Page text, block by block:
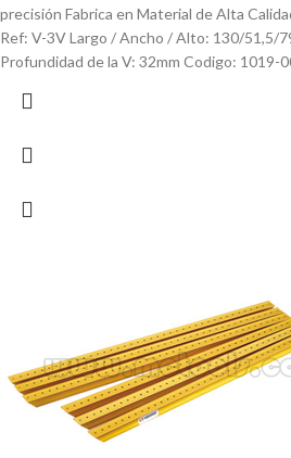
precisión Fabrica en Material de Alta
Ref: V-3V Largo / Ancho / Alto: 130/51,5/
Profundidad de la V: 32mm Codigo: 1019-